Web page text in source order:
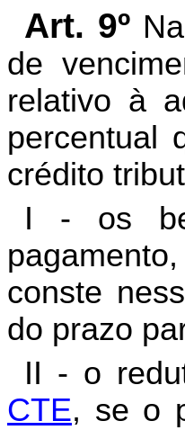
Art. 9ºNa
de
relativo à
percentual
crédito
I - os
conste
do prazo
II - o
CTE, se o